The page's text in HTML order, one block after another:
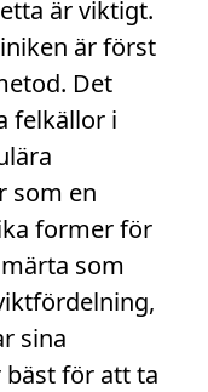
är viktigt.
är först
Det
felkällor i
som en
former för
som
sina
bäst för att ta